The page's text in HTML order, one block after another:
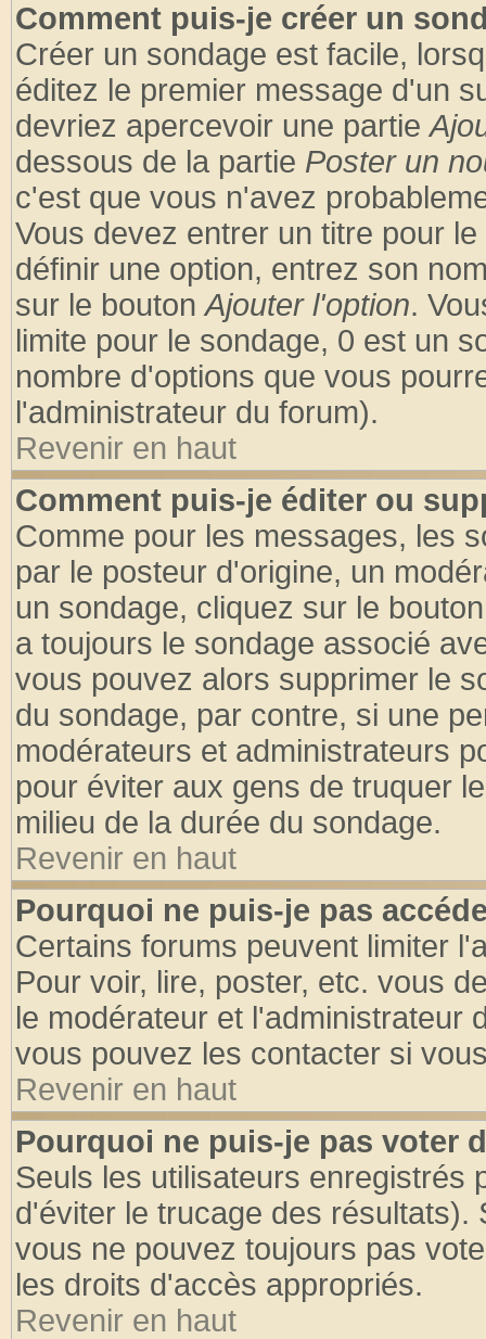
Comment puis-je créer un
Créer un sondage est facile,
éditez le premier message d'un
devriez apercevoir une partie
dessous de la partie Poster un
c'est que vous n'avez
Vous devez entrer un titre pour
définir une option, entrez son
sur le boutonAjouter l'option.
limite pour le sondage, 0 est un
nombre d'options que vous
l'administrateur du forum).
Revenir en haut
Comment puis-je éditer ou
Comme pour les messages, les
par le posteur d'origine, un
un sondage, cliquez sur le
a toujours le sondage associé
vous pouvez alors supprimer le
du sondage, par contre, si une
modérateurs et administrateurs
pour éviter aux gens de truquer
milieu de la durée du sondage.
Revenir en haut
Pourquoi ne puis-je pas
Certains forums peuvent limiter
Pour voir, lire, poster, etc. vous
le modérateur et l'administrateur
vous pouvez les contacter si
Revenir en haut
Pourquoi ne puis-je pas voter
Seuls les utilisateurs enregistrés
d'éviter le trucage des
vous ne pouvez toujours pas
les droits d'accès appropriés.
Revenir en haut